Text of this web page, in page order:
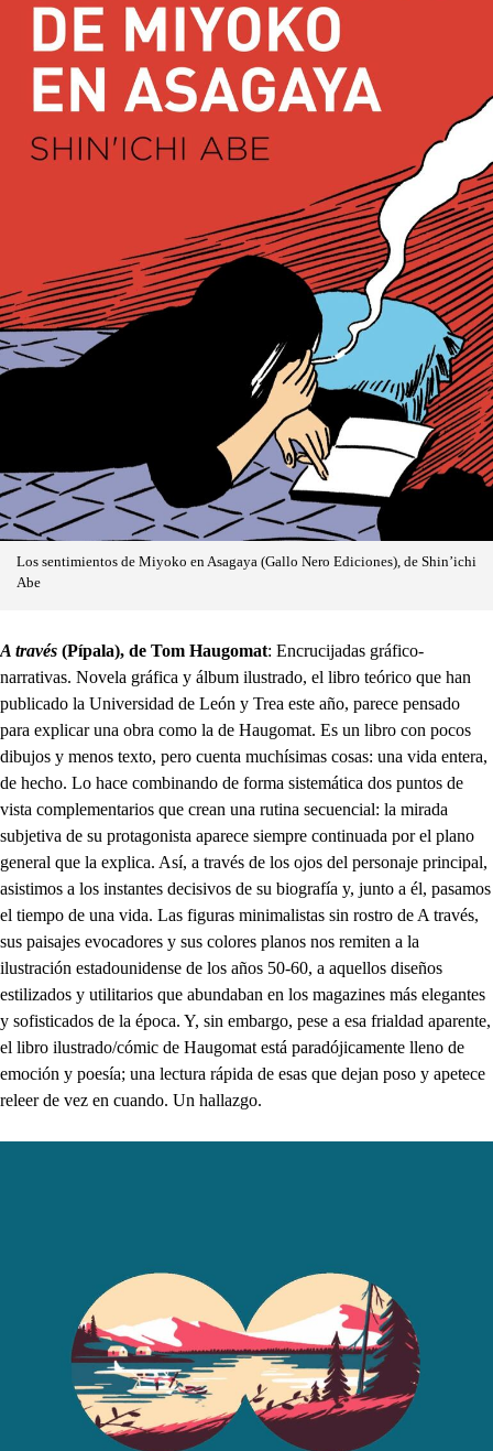
Los sentimientos de Miyoko en Asagaya (Gallo Nero Ediciones), de Shin’ichi
Abe
A través (Pípala), de Tom Haugomat: Encrucijadas gráfico-
narrativas. Novela gráfica y álbum ilustrado, el libro teórico que han
publicado la Universidad de León y Trea este año, parece pensado
para explicar una obra como la de Haugomat. Es un libro con pocos
dibujos y menos texto, pero cuenta muchísimas cosas: una vida entera,
de hecho. Lo hace combinando de forma sistemática dos puntos de
vista complementarios que crean una rutina secuencial: la mirada
subjetiva de su protagonista aparece siempre continuada por el plano
general que la explica. Así, a través de los ojos del personaje principal,
asistimos a los instantes decisivos de su biografía y, junto a él, pasamos
el tiempo de una vida. Las figuras minimalistas sin rostro de A través,
sus paisajes evocadores y sus colores planos nos remiten a la
ilustración estadounidense de los años 50-60, a aquellos diseños
estilizados y utilitarios que abundaban en los magazines más elegantes
y sofisticados de la época. Y, sin embargo, pese a esa frialdad aparente,
el libro ilustrado/cómic de Haugomat está paradójicamente lleno de
emoción y poesía; una lectura rápida de esas que dejan poso y apetece
releer de vez en cuando. Un hallazgo.